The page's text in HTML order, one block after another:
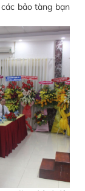
bảo tàng bạn